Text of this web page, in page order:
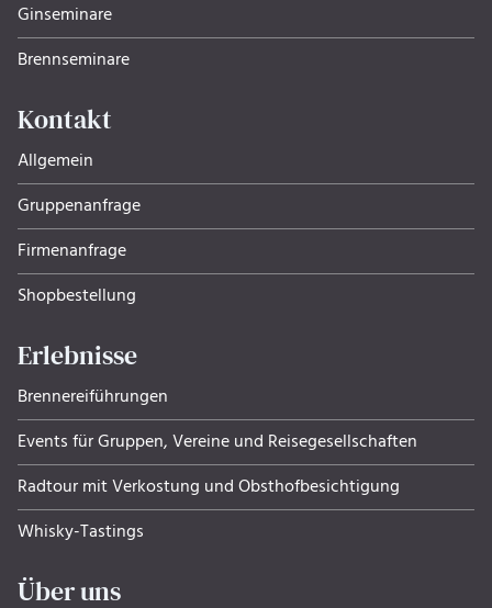
Ginseminare
Brennseminare
Kontakt
Allgemein
Gruppenanfrage
Firmenanfrage
Shopbestellung
Erlebnisse
Brennereiführungen
Events für Gruppen, Ver­eine und Rei­se­ge­sell­schaf­ten
Radtour mit Verkostung und Obsthof­be­sich­ti­gung
Whisky-Tastings
Über uns